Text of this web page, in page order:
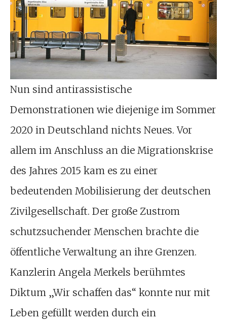
Nun sind antirassistische
Demonstrationen wie diejenige im Sommer
2020 in Deutschland nichts Neues. Vor
allem im Anschluss an die Migrationskrise
des Jahres 2015 kam es zu einer
bedeutenden Mobilisierung der deutschen
Zivilgesellschaft. Der große Zustrom
schutzsuchender Menschen brachte die
öffentliche Verwaltung an ihre Grenzen.
Kanzlerin Angela Merkels berühmtes
Diktum „Wir schaffen das“ konnte nur mit
Leben gefüllt werden durch ein